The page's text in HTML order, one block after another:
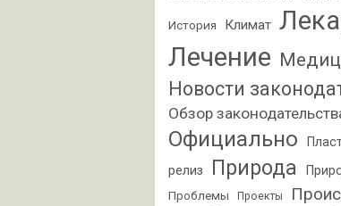
История Климат
Лечение
Новости
Обзор
Официально
релиз
Природа
Проблемы Проекты